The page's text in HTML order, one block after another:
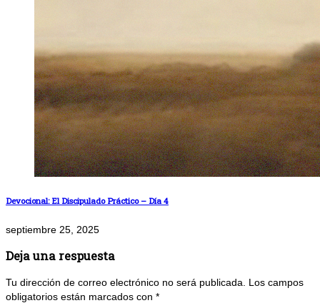
Devocional: El Discipulado Práctico – Día 4
septiembre 25, 2025
Deja una respuesta
Tu dirección de correo electrónico no será publicada.
Los campos
obligatorios están marcados con *